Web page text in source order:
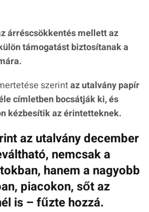
árréscsökkentés mellett az
támogatást biztosítanak a
szerintaz utalvány papír
címletben bocsátják ki, és
kézbesítik az érintetteknek.
az utalvány december
nemcsak a
hanem a nagyobb
piacokon, sőt az
is – fűzte hozzá.